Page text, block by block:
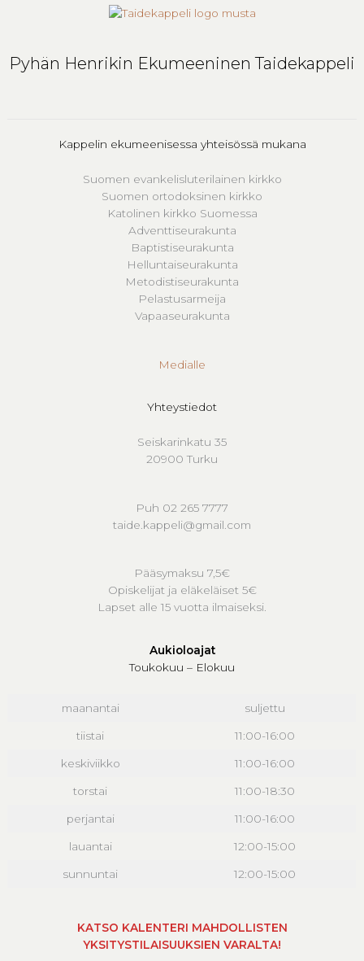
Pyhän Henrikin Ekumeeninen Taidekappeli
Kappelin ekumeenisessa yhteisössä mukana
Suomen evankelisluterilainen kirkko
Suomen ortodoksinen kirkko
Katolinen kirkko Suomessa
Adventtiseurakunta
Baptistiseurakunta
Helluntaiseurakunta
Metodistiseurakunta
Pelastusarmeija
Vapaaseurakunta
Medialle
Yhteystiedot
Seiskarinkatu 35
20900 Turku
Puh 02 265 7777
taide.kappeli@gmail.com
Pääsymaksu 7,5€
Opiskelijat ja eläkeläiset 5€
Lapset alle 15 vuotta ilmaiseksi.
Aukioloajat
Toukokuu – Elokuu
maanantai suljettu
tiistai 11:00-16:00
keskiviikko 11:00-16:00
torstai 11:00-18:30
perjantai 11:00-16:00
lauantai 12:00-15:00
sunnuntai 12:00-15:00
KATSO KALENTERI MAHDOLLISTEN
YKSITYSTILAISUUKSIEN VARALTA!